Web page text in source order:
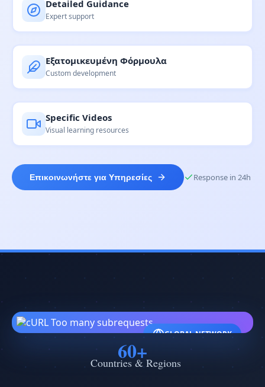
Detailed Guidance
Expert support
Εξατομικευμένη Φόρμουλα
Custom development
Specific Videos
Visual learning resources
Επικοινωνήστε για Υπηρεσίες Response in 24h
GLOBAL NETWORK
60+
Countries & Regions